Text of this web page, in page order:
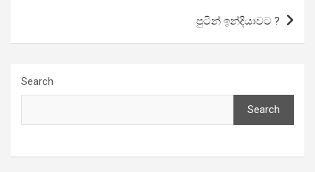
පුටින් ඉන්දියාවට ?
Search
Search